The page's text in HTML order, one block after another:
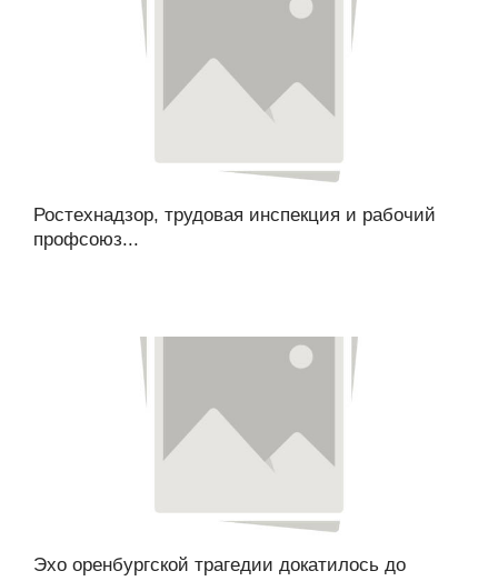
Ростехнадзор, трудовая инспекция и рабочий
профсоюз...
Эхо оренбургской трагедии докатилось до